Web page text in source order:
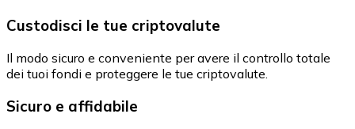
Custodisci le tue criptovalute
Il modo sicuro e conveniente per avere il controllo totale
dei tuoi fondi e proteggere le tue criptovalute.
Sicuro e affidabile